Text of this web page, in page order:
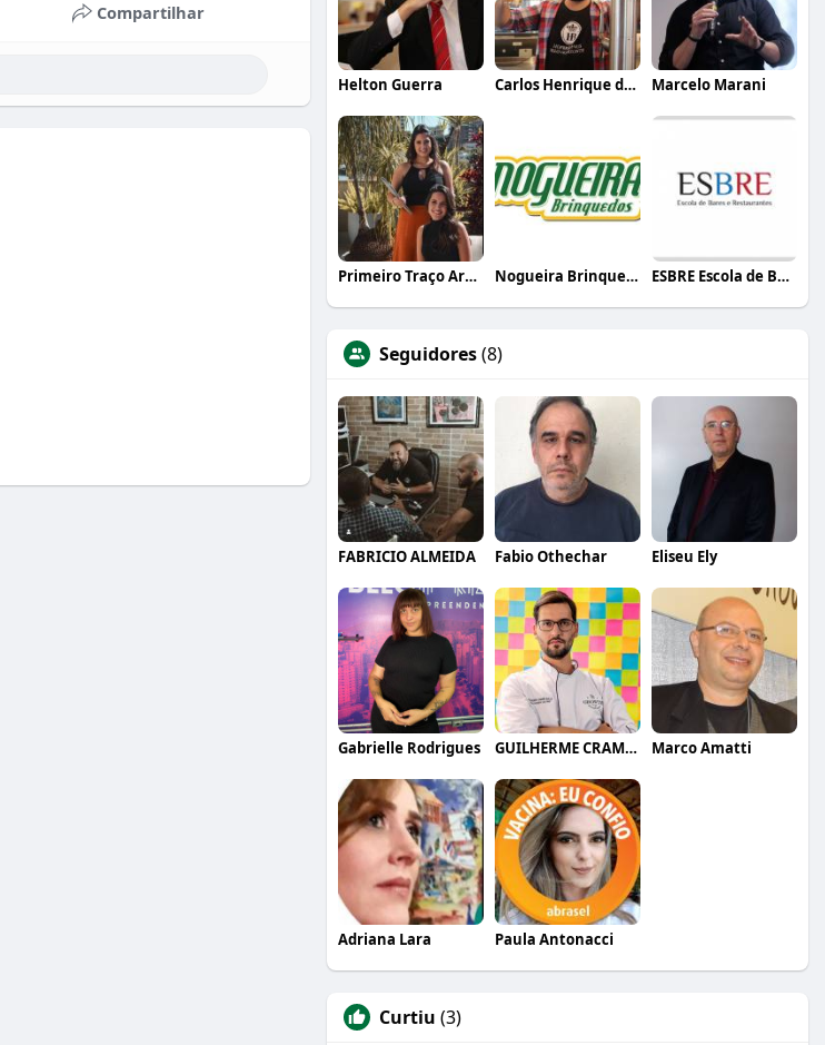
Compartilhar
Helton Guerra Carlos Henrique de Faria Vasconcelos Marcelo Marani
Primeiro Traço Arquitetura Nogueira Brinquedos ESBRE Escola de Bares e Restaurantes
Seguidores(8)
FABRICIO ALMEIDA Fabio Othechar Eliseu Ely
Gabrielle Rodrigues GUILHERME CRAMER BALLE Marco Amatti
Adriana Lara Paula Antonacci
Curtiu (3)